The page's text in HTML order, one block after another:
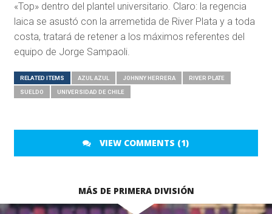
«Top» dentro del plantel universitario. Claro: la regencia
laica se asustó con la arremetida de River Plata y a toda
costa, tratará de retener a los máximos referentes del
equipo de Jorge Sampaoli.
RELATED ITEMS AZUL AZUL JOHNNY HERRERA RIVER PLATE
SUELDO UNIVERSIDAD DE CHILE
VIEW COMMENTS (1)
MÁS DE PRIMERA DIVISIÓN